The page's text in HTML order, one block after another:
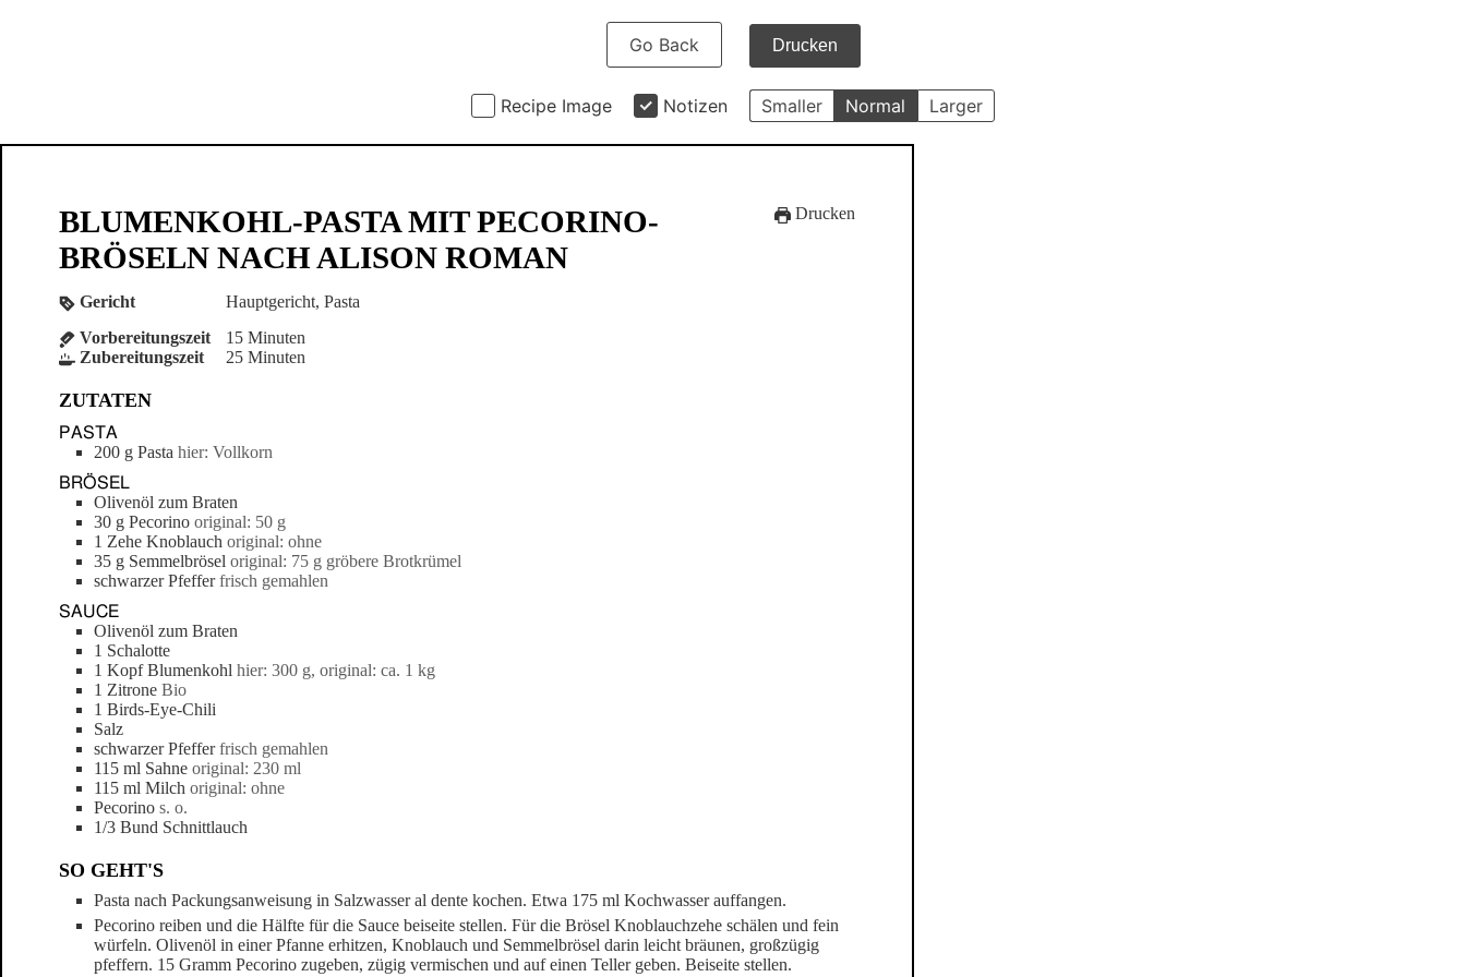
Go Back Drucken
Recipe Image Notizen Smaller Normal Larger
Drucken
BLUMENKOHL-PASTA MIT PECORINO-
BRÖSELN NACH ALISON ROMAN
Gericht
Hauptgericht, Pasta
Vorbereitungszeit
15 Minuten
Zubereitungszeit
25 Minuten
ZUTATEN
PASTA
200 g Pasta hier: Vollkorn
BRÖSEL
Olivenöl zum Braten
30 g Pecorino original: 50 g
1 Zehe Knoblauch original: ohne
35 g Semmelbrösel original: 75 g gröbere Brotkrümel
schwarzer Pfeffer frisch gemahlen
SAUCE
Olivenöl zum Braten
1 Schalotte
1 Kopf Blumenkohl hier: 300 g, original: ca. 1 kg
1 Zitrone Bio
1 Birds-Eye-Chili
Salz
schwarzer Pfeffer frisch gemahlen
115 ml Sahne original: 230 ml
115 ml Milch original: ohne
Pecorino s. o.
1/3 Bund Schnittlauch
SO GEHT'S
Pasta nach Packungsanweisung in Salzwasser al dente kochen. Etwa 175 ml Kochwasser auffangen.
Pecorino reiben und die Hälfte für die Sauce beiseite stellen. Für die Brösel Knoblauchzehe schälen und fein
würfeln. Olivenöl in einer Pfanne erhitzen, Knoblauch und Semmelbrösel darin leicht bräunen, großzügig
pfeffern. 15 Gramm Pecorino zugeben, zügig vermischen und auf einen Teller geben. Beiseite stellen.